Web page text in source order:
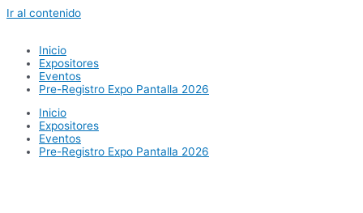
Ir al contenido
Inicio
Expositores
Eventos
Pre-Registro Expo Pantalla 2026
Inicio
Expositores
Eventos
Pre-Registro Expo Pantalla 2026